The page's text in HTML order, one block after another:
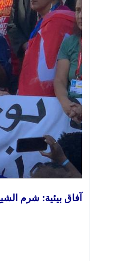
آفاق بيئية: شرم